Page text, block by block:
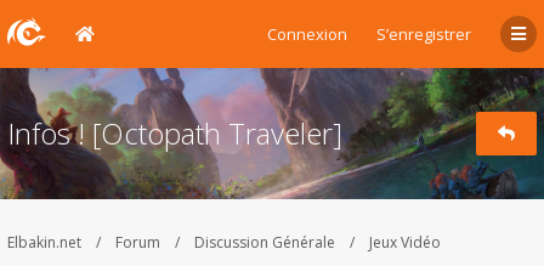
Connexion S’enregistrer
Infos ! [Octopath Traveler]
Elbakin.net Forum Discussion Générale Jeux Vidéo